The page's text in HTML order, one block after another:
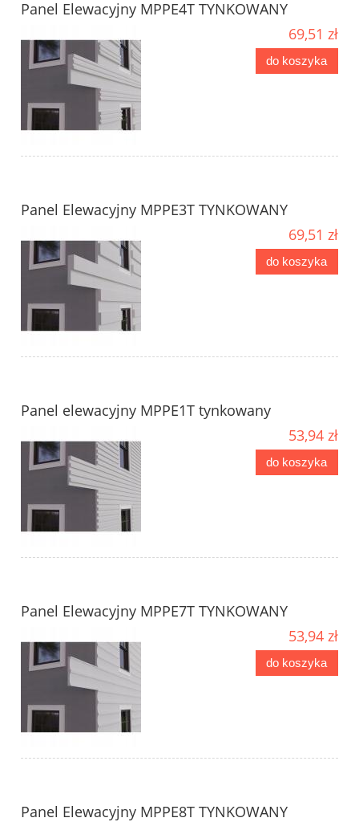
Panel Elewacyjny MPPE4T TYNKOWANY
69,51 zł
do koszyka
Panel Elewacyjny MPPE3T TYNKOWANY
69,51 zł
do koszyka
Panel elewacyjny MPPE1T tynkowany
53,94 zł
do koszyka
Panel Elewacyjny MPPE7T TYNKOWANY
53,94 zł
do koszyka
Panel Elewacyjny MPPE8T TYNKOWANY